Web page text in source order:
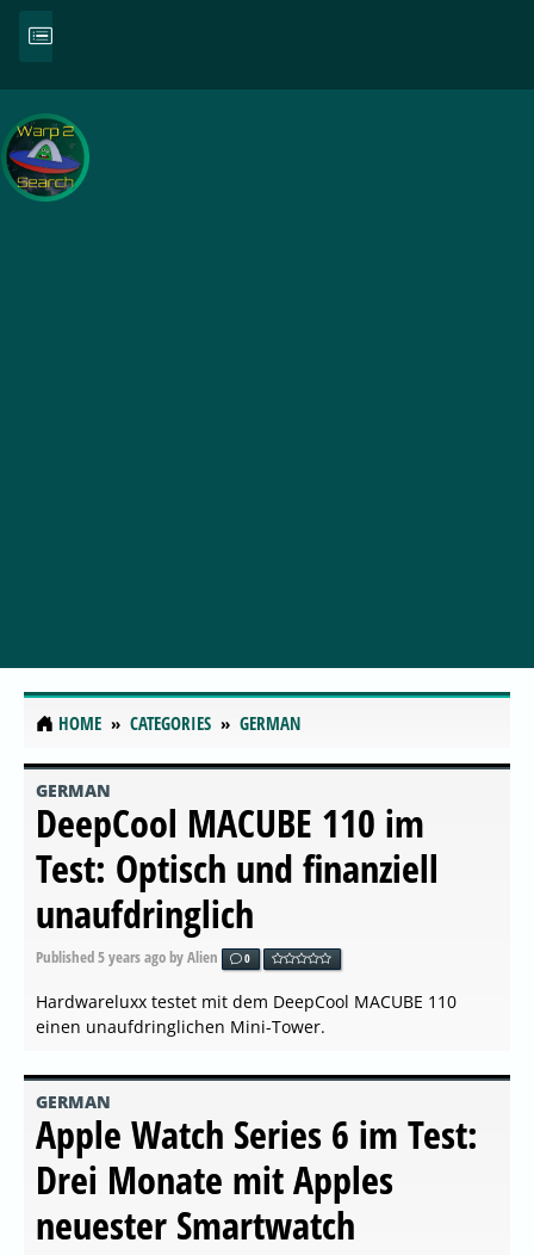
HOME CATEGORIES GERMAN
GERMAN
DeepCool MACUBE 110 im
Test: Optisch und finanziell
unaufdringlich
Published5 years agoby Alien 0
Hardwareluxx testet mit dem DeepCool MACUBE 110
einen unaufdringlichen Mini-Tower.
GERMAN
Apple Watch Series 6 im Test:
Drei Monate mit Apples
neuester Smartwatch